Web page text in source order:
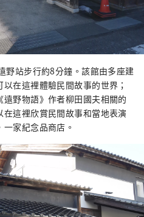
野站步行約8分鐘。該館由多座建
在這裡體驗民間故事的世界；
野物語》作者柳田國夫相關的
這裡欣賞民間故事和當地表演
家紀念品商店。